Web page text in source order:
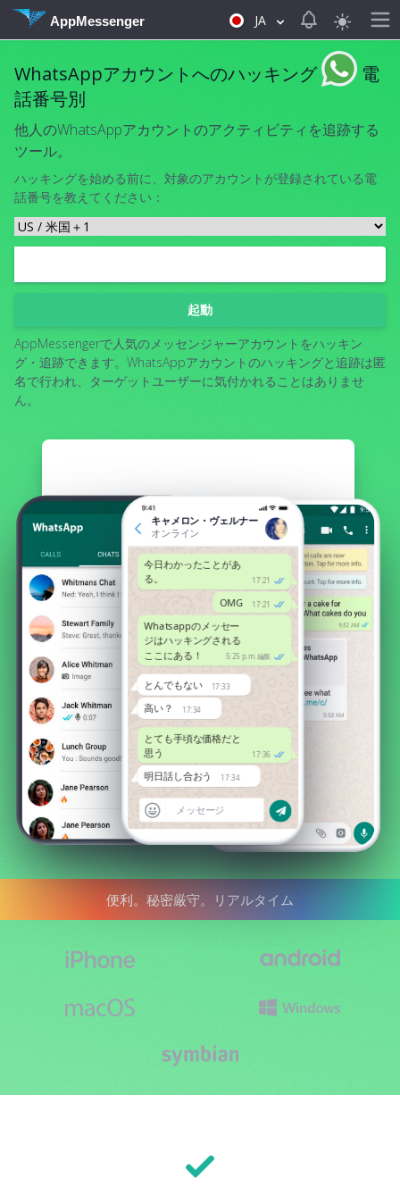
AppMessenger JA View
WhatsAppアカウントへのハッキング
電
話番号別
他人のWhatsAppアカウントのアクティビティを追跡する
ツール。
ハッキングを始める前に、対象のアカウントが登録されている電
話番号を教えてください：
起動
AppMessengerで人気のメッセンジャーアカウントをハッキン
グ・追跡できます。WhatsAppアカウントのハッキングと追跡は匿
名で行われ、ターゲットユーザーに気付かれることはありませ
ん。
キャメロン・ヴェルナー
オンライン
17:21
今日わかったことがあ
る。
17:21
OMG
5:25 p.m.編集
Whatsappのメッセー
ジはハッキングされる
ここにある！
17:33
とんでもない
17:34
高い？
17:36
とても手頃な価格だと
思う
17:34
明日話し合おう
便利。秘密厳守。リアルタイム